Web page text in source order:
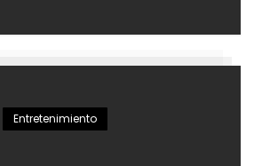
Entretenimiento